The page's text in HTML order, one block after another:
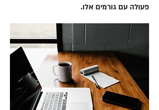
פעולה עם גורמים אלו.